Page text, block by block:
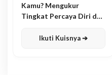
Kamu? Mengukur
Tingkat Percaya Diri dan
Ikuti Kuisnya ➔